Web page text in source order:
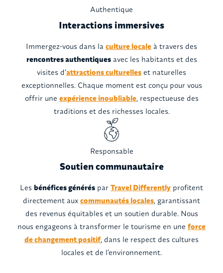
Authentique
Interactions immersives
Immergez-vous dans la culture locale à travers des
rencontres authentiquesavec les habitants et des
visites d’attractions culturelles et naturelles
exceptionnelles. Chaque moment est conçu pour vous
offrir une expérience inoubliable, respectueuse des
traditions et des richesses locales.
Responsable
Soutien communautaire
Les bénéfices générés par Travel Differently profitent
directement aux communautés locales, garantissant
des revenus équitables et un soutien durable. Nous
nous engageons à transformer le tourisme en une force
de changement positif, dans le respect des cultures
locales et de l’environnement.